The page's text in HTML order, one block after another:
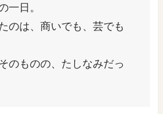
日。
のは、商いでも、芸でも
のものの、たしなみだっ